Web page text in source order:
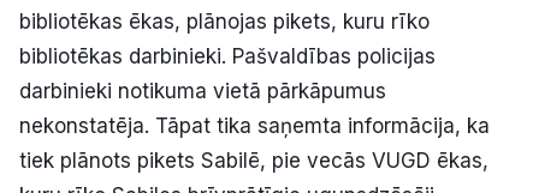
Politiskā reklāma
Par mums
bibliotēkas ēkas, plānojas pikets, kuru rīko
bibliotēkas darbinieki. Pašvaldības policijas
darbinieki notikuma vietā pārkāpumus
nekonstatēja. Tāpat tika saņemta informācija, ka
tiek plānots pikets Sabilē, pie vecās VUGD ēkas,